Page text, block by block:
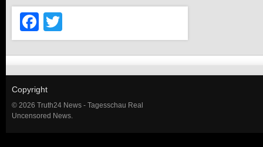
Facebook
Copyright
© 2026 Truth24 News - Tagesschau Real
Uncensored News.